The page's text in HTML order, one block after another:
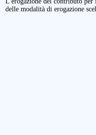
delle modalità di erogazione